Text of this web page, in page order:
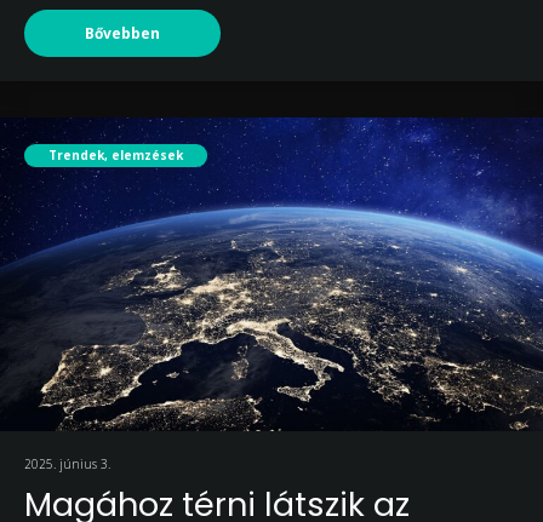
Bővebben
Trendek, elemzések
2025. június 3.
Magához térni látszik az